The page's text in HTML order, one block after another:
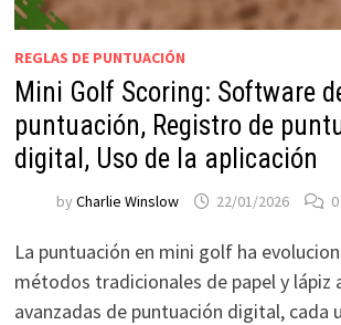
REGLAS DE PUNTUACIÓN
Mini Golf Scoring: Software
puntuación, Registro de
digital, Uso de la aplicación
by Charlie Winslow 22/01/2026 0
La puntuación en mini golf ha
métodos tradicionales de papel y lápiz
avanzadas de puntuación digital, cada